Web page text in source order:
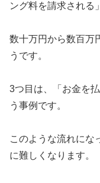
ング料を請求される
数十万円から数百万
うです。
3つ目は、「お金を
う事例です。
このような流れにな
に難しくなります。